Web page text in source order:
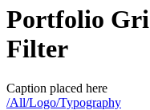
Portfolio
Filter
Caption placed here
/All/Logo/Typography